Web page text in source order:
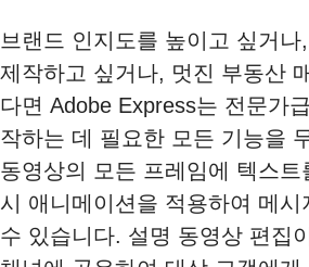
브랜드 인지도를 높이고 싶거
제작하고 싶거나, 멋진 부동산
다면 Adobe Express는 전문가
작하는 데 필요한 모든 기능을
동영상의 모든 프레임에 텍스
시 애니메이션을 적용하여 메
수 있습니다. 설명 동영상 편집